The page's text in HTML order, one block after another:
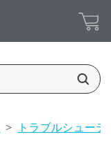
> トラブルシュー